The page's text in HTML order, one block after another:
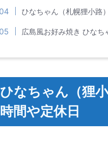
ひなちゃん（札幌狸小路
広島風お好み焼き ひな
ひなちゃん（狸
時間や定休日